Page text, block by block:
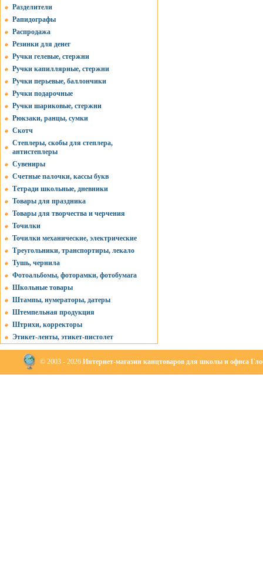
Разделители
Рапидографы
Распродажа
Резинки для денег
Ручки гелевые, стержни
Ручки капиллярные, стержни
Ручки перьевые, баллончики
Ручки подарочные
Ручки шариковые, стержни
Рюкзаки, ранцы, сумки
Скотч
Степлеры, скобы для степлера,
антистеплеры
Сувениры
Счетные палочки, кассы букв
Тетради школьные, дневники
Товары для праздника
Товары для творчества и черчения
Точилки
Точилки механические, электрические
Треугольники, транспортиры, лекало
Тушь, чернила
Фотоальбомы, фоторамки, фотобумага
Школьные товары
Штампы, нумераторы, датеры
Штемпельная продукция
Штрихи, корректоры
Этикет-ленты, этикет-пистолет
© 2003 - 2026 Интернет-магазин канцтоваров для школы и офиса